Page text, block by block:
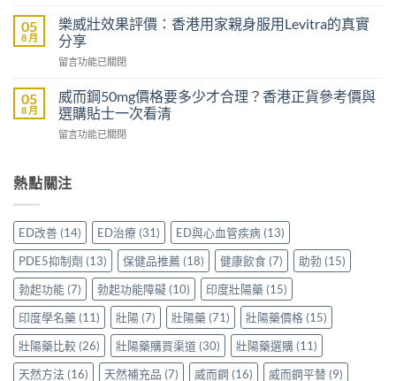
勃
加
時
方，
香
港
真
實
用
心
得〉
中
好？
一
文
比
Sidegra、
VI[DK]
保
鑽〉
度
雙
效
片
裡
買
先
安
港
親
身
分
享
正
貨
渠
道
與
選
05
8 月
樂威壯效果評價：香港用家親身服用Levitra的真實
分享
在
威
壯
效
果
香
家
親
身
服
用
Levitra
的
真
實
分
享〉
留言功能已關閉
05
8 月
威而鋼50mg價格要多少才合理？香港正貨參考價與
選購貼士一次看清
在
鋼
50mg
格
要
多
少
才
合
理？
香
港
正
貨
留言功能已關閉
熱點關注
ED改善 (14) ED治療 (31) ED與心血管疾病 (13)
PDE5抑制劑 (13) 保健品推薦 (18) 健康飲食 (7) 助勃 (15)
勃起功能 (7) 勃起功能障礙 (10) 印度壯陽藥 (15)
印度學名藥 (11) 壯陽 (7) 壯陽藥 (71) 壯陽藥價格 (15)
壯陽藥比較 (26) 壯陽藥購買渠道 (30) 壯陽藥選購 (11)
天然方法 (16) 天然補充品 (7) 威而鋼 (16) 威而鋼平替 (9)